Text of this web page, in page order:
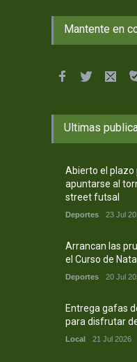
Mantente en
Ultimas
Abierto el plazo
apuntarse al
street futsal
Deportes 23 Jul
Arrancan las
el Curso de
Deportes 20 Jul
Entrega gafas
para disfrutar
Local 21 Jul 2026